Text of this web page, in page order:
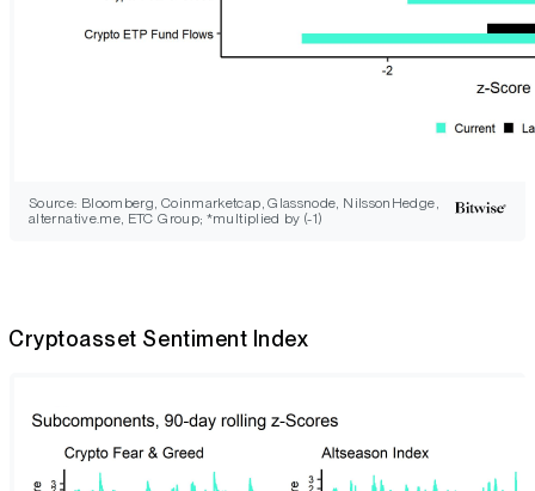
Source: Bloomberg, Coinmarketcap, Glassnode, NilssonHedge,
alternative.me, ETC Group; *multiplied by (-1)
Cryptoasset Sentiment Index